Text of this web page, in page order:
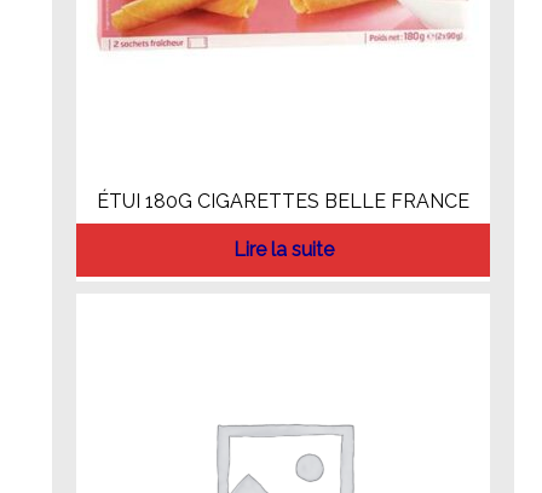
ÉTUI 180G CIGARETTES BELLE FRANCE
Lire la suite